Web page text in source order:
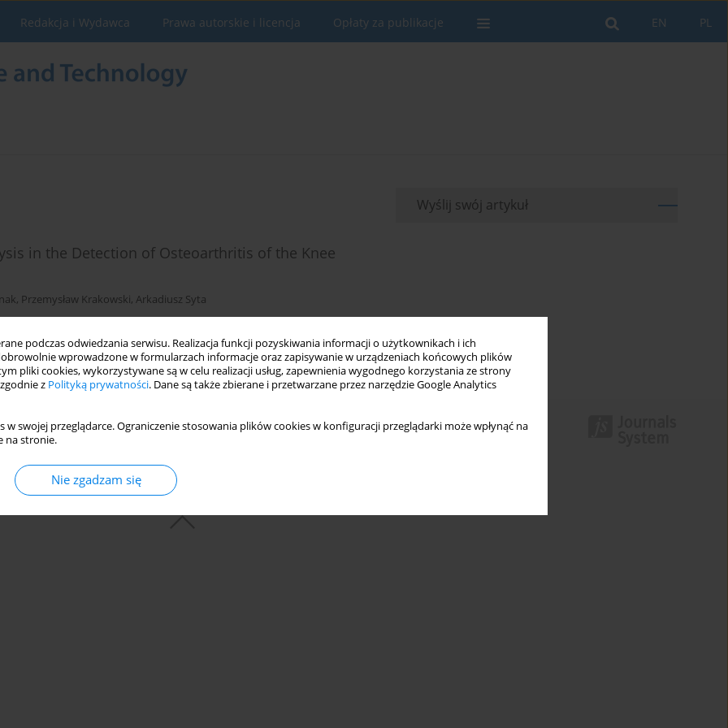
podczas odwiedzania serwisu. Realizacja funkcji pozyskiwania informacji o użytkownikach i ich
wprowadzone w formularzach informacje oraz zapisywanie w urządzeniach końcowych plików
pliki cookies, wykorzystywane są w celu realizacji usług, zapewnienia wygodnego korzystania ze strony
z Polityką prywatności. Dane są także zbierane i przetwarzane przez narzędzie Google Analytics
w swojej przeglądarce. Ograniczenie stosowania plików cookies w konfiguracji przeglądarki może wpłynąć na
na stronie.
Nie zgadzam się
PL
EN
Redakcja i Wydawca Prawa autorskie i licencja Opłaty za publikacje
in the Detection of Osteoarthritis of the Knee
, Przemysław Krakowski, Arkadiusz Syta
Statystyki
Wyślij swój artykuł
© 2006-2026 Journal hosting platform by